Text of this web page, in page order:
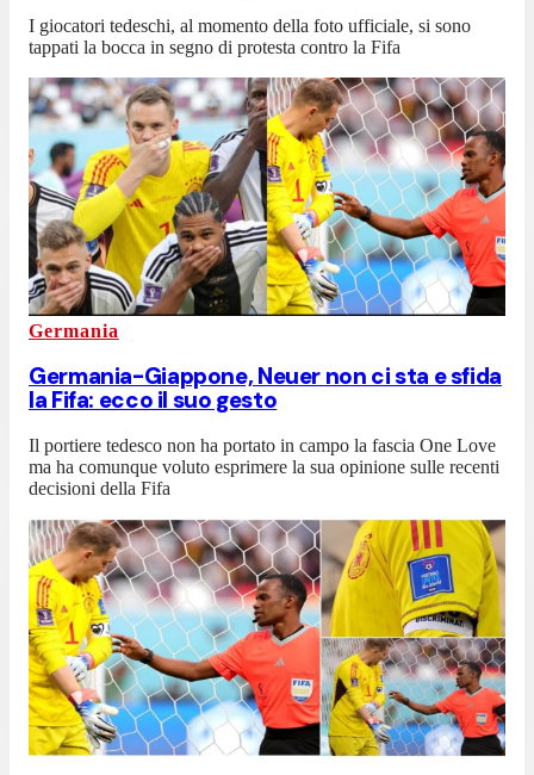
I giocatori tedeschi, al momento della foto ufficiale, si sono
tappati la bocca in segno di protesta contro la Fifa
Germania
Germania-Giappone, Neuer non ci sta e sfida
la Fifa: ecco il suo gesto
Il portiere tedesco non ha portato in campo la fascia One Love
ma ha comunque voluto esprimere la sua opinione sulle recenti
decisioni della Fifa